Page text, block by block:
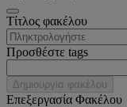
Tίτλος φακέλου
Προσθέστε tags
Δημιουργία φακέλου
Επεξεργασία Φακέλου